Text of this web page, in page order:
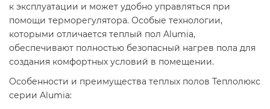
к эксплуатации и может удобно управляться при
помощи терморегулятора. Особые технологии,
которыми отличается теплый пол Alumia,
обеспечивают полностью безопасный нагрев пола для
создания комфортных условий в помещении.
Особенности и преимущества теплых полов Теплолюкс
серии Alumia: